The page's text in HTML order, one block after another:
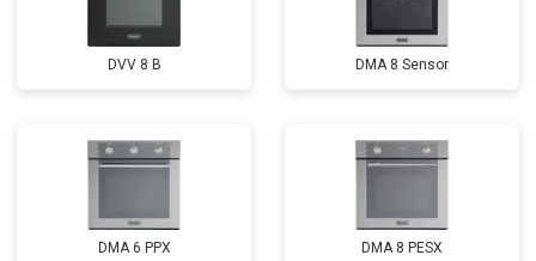
DVV 8 B DMA 8 Sensor
DMA 6 PPX DMA 8 PESX